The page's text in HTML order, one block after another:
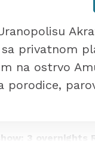
privatnom
na ostrvo
porodice,
3 overnights